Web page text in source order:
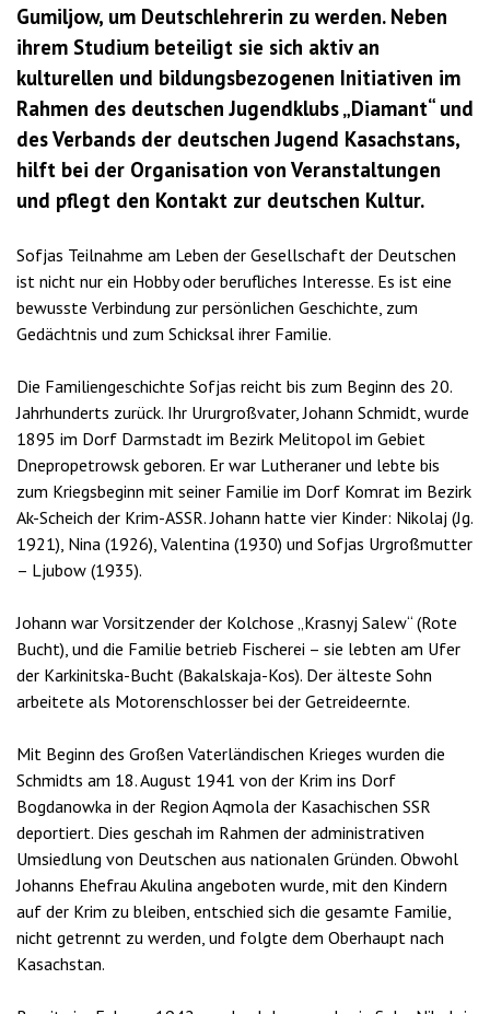
Gumiljow, um Deutschlehrerin zu werden. Neben
ihrem Studium beteiligt sie sich aktiv an
kulturellen und bildungsbezogenen Initiativen im
Rahmen des deutschen Jugendklubs „Diamant“ und
des Verbands der deutschen Jugend Kasachstans,
hilft bei der Organisation von Veranstaltungen
und pflegt den Kontakt zur deutschen Kultur.
Sofjas Teilnahme am Leben der Gesellschaft der Deutschen
ist nicht nur ein Hobby oder berufliches Interesse. Es ist eine
bewusste Verbindung zur persönlichen Geschichte, zum
Gedächtnis und zum Schicksal ihrer Familie.
Die Familiengeschichte Sofjas reicht bis zum Beginn des 20.
Jahrhunderts zurück. Ihr Ururgroßvater, Johann Schmidt, wurde
1895 im Dorf Darmstadt im Bezirk Melitopol im Gebiet
Dnepropetrowsk geboren. Er war Lutheraner und lebte bis
zum Kriegsbeginn mit seiner Familie im Dorf Komrat im Bezirk
Ak-Scheich der Krim-ASSR. Johann hatte vier Kinder: Nikolaj (Jg.
1921), Nina (1926), Valentina (1930) und Sofjas Urgroßmutter
– Ljubow (1935).
Johann war Vorsitzender der Kolchose „Krasnyj Salew“ (Rote
Bucht), und die Familie betrieb Fischerei – sie lebten am Ufer
der Karkinitska-Bucht (Bakalskaja-Kos). Der älteste Sohn
arbeitete als Motorenschlosser bei der Getreideernte.
Mit Beginn des Großen Vaterländischen Krieges wurden die
Schmidts am 18. August 1941 von der Krim ins Dorf
Bogdanowka in der Region Aqmola der Kasachischen SSR
deportiert. Dies geschah im Rahmen der administrativen
Umsiedlung von Deutschen aus nationalen Gründen. Obwohl
Johanns Ehefrau Akulina angeboten wurde, mit den Kindern
auf der Krim zu bleiben, entschied sich die gesamte Familie,
nicht getrennt zu werden, und folgte dem Oberhaupt nach
Kasachstan.